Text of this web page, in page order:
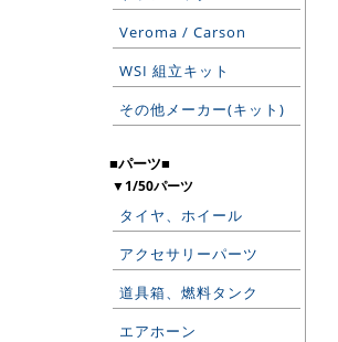
Veroma / Carson
WSI 組立キット
その他メーカー(キット)
■パーツ■
▼1/50パーツ
タイヤ、ホイール
アクセサリーパーツ
道具箱、燃料タンク
エアホーン